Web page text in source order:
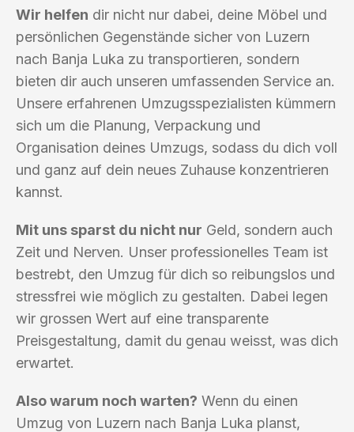
Wir helfen dir nicht nur dabei, deine Möbel und
persönlichen Gegenstände sicher von Luzern
nach Banja Luka zu transportieren, sondern
bieten dir auch unseren umfassenden Service an.
Unsere erfahrenen Umzugsspezialisten kümmern
sich um die Planung, Verpackung und
Organisation deines Umzugs, sodass du dich voll
und ganz auf dein neues Zuhause konzentrieren
kannst.
Mit uns sparst du nicht nur Geld, sondern auch
Zeit und Nerven. Unser professionelles Team ist
bestrebt, den Umzug für dich so reibungslos und
stressfrei wie möglich zu gestalten. Dabei legen
wir grossen Wert auf eine transparente
Preisgestaltung, damit du genau weisst, was dich
erwartet.
Also warum noch warten? Wenn du einen
Umzug von Luzern nach Banja Luka planst,